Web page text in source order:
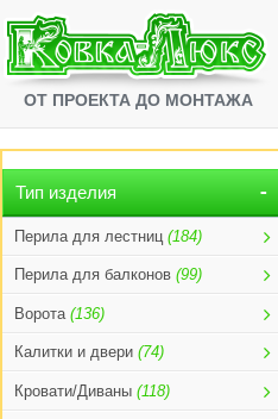
ОТ ПРОЕКТА ДО МОНТАЖА
Тип изделия
Перила для лестниц (184)
Перила для балконов (99)
Ворота (136)
Калитки и двери (74)
Кровати/Диваны (118)